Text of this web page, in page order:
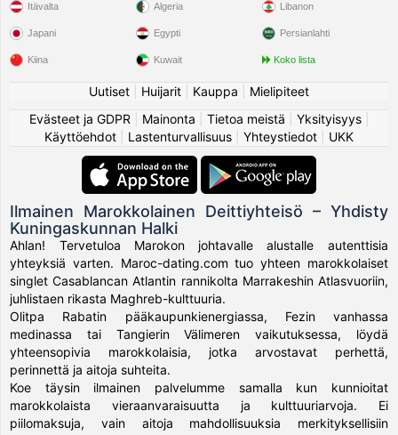
Itävalta
Japani
Kiina
Algeria
Egypti
Kuwait
Libanon
Persianlahti
Koko lista
Uutiset Huijarit Kauppa
Mielipiteet
Evästeet ja GDPR
Mainonta Tietoa meistä Yksityisyys|
Käyttöehdot
Lastenturvallisuus Yhteystiedot UKK
Ilmainen Marokkolainen Deittiyhteisö – Yhdisty
Kuningaskunnan Halki
Ahlan! Tervetuloa Marokon johtavalle alustalle autenttisia
yhteyksiä varten. Maroc-dating.com tuo yhteen marokkolaiset
singlet Casablancan Atlantin rannikolta Marrakeshin Atlasvuoriin,
juhlistaen rikasta Maghreb-kulttuuria.
Olitpa Rabatin pääkaupunkienergiassa, Fezin vanhassa
medinassa tai Tangierin Välimeren vaikutuksessa, löydä
yhteensopivia marokkolaisia, jotka arvostavat perhettä,
perinnettä ja aitoja suhteita.
Koe täysin ilmainen palvelumme samalla kun kunnioitat
marokkolaista vieraanvaraisuutta ja kulttuuriarvoja. Ei
piilomaksuja, vain aitoja mahdollisuuksia merkityksellisiin